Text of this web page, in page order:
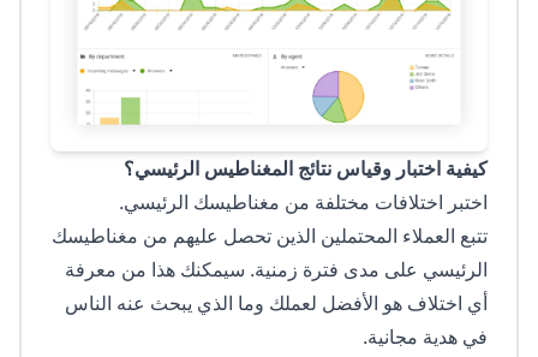
كيفية اختبار وقياس نتائج المغناطيس الرئيسي؟
اختبر اختلافات مختلفة من مغناطيسك الرئيسي.
تتبع العملاء المحتملين الذين تحصل عليهم من مغناطيسك
الرئيسي على مدى فترة زمنية. سيمكنك هذا من معرفة
أي اختلاف هو الأفضل لعملك وما الذي يبحث عنه الناس
في هدية مجانية.